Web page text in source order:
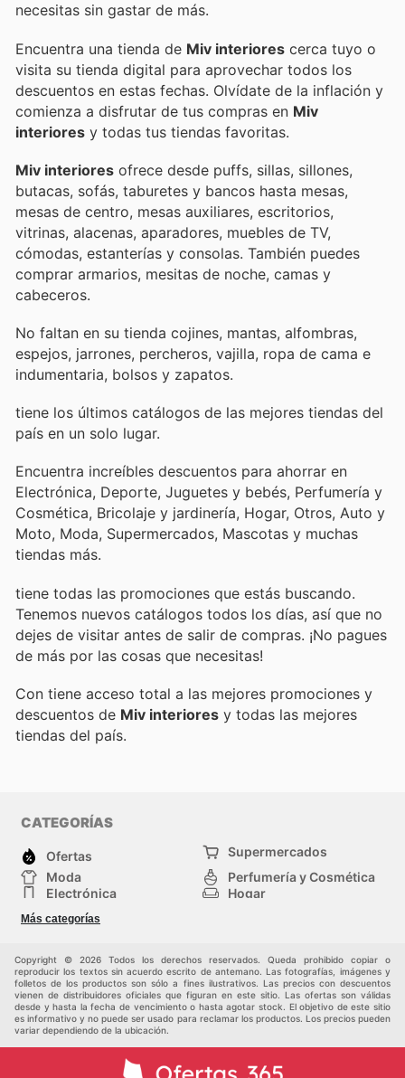
necesitas sin gastar de más.
Encuentra una tienda de Miv interiores cerca tuyo o
visita su tienda digital para aprovechar todos los
descuentos en estas fechas. Olvídate de la inflación y
comienza a disfrutar de tus compras en Miv
interiores y todas tus tiendas favoritas.
Miv interiores ofrece desde puffs, sillas, sillones,
butacas, sofás, taburetes y bancos hasta mesas,
mesas de centro, mesas auxiliares, escritorios,
vitrinas, alacenas, aparadores, muebles de TV,
cómodas, estanterías y consolas. También puedes
comprar armarios, mesitas de noche, camas y
cabeceros.
No faltan en su tienda cojines, mantas, alfombras,
espejos, jarrones, percheros, vajilla, ropa de cama e
indumentaria, bolsos y zapatos.
tiene los últimos catálogos de las mejores tiendas del
país en un solo lugar.
Encuentra increíbles descuentos para ahorrar en
Electrónica, Deporte, Juguetes y bebés, Perfumería y
Cosmética, Bricolaje y jardinería, Hogar, Otros, Auto y
Moto, Moda, Supermercados, Mascotas y muchas
tiendas más.
tiene todas las promociones que estás buscando.
Tenemos nuevos catálogos todos los días, así que no
dejes de visitar antes de salir de compras. ¡No pagues
de más por las cosas que necesitas!
Con tiene acceso total a las mejores promociones y
descuentos de Miv interiores y todas las mejores
tiendas del país.
CATEGORÍAS
Ofertas
Supermercados
Moda
Perfumería y Cosmética
Electrónica
Hogar
Deporte
Juguetes y bebés
Más categorías
Copyright © 2026 Todos los derechos reservados. Queda prohibido copiar o
reproducir los textos sin acuerdo escrito de antemano. Las fotografías, imágenes y
folletos de los productos son sólo a fines ilustrativos. Las precios con descuentos
vienen de distribuidores oficiales que figuran en este sitio. Las ofertas son válidas
desde y hasta la fecha de vencimiento o hasta agotar stock. El objetivo de este sitio
es informativo y no puede ser usado para reclamar los productos. Los precios pueden
variar dependiendo de la ubicación.